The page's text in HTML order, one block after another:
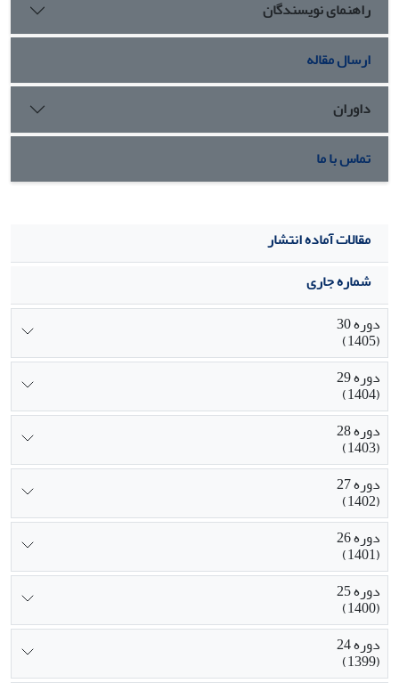
می‌کند.
راهنمای نویسندگان
ارسال مقاله
داوران
تماس با ما
مقالات آماده انتشار
شماره جاری
دوره 30
(1405)
دوره 29
(1404)
دوره 28
(1403)
دوره 27
(1402)
دوره 26
(1401)
دوره 25
(1400)
دوره 24
(1399)